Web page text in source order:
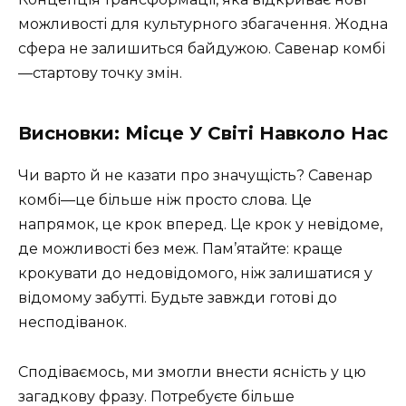
можливості для культурного збагачення. Жодна
сфера не залишиться байдужою. Савенар комбі
—стартову точку змін.
Висновки: Місце У Світі Навколо Нас
Чи варто й не казати про значущість? Савенар
комбі—це більше ніж просто слова. Це
напрямок, це крок вперед. Це крок у невідоме,
де можливості без меж. Пам’ятайте: краще
крокувати до недовідомого, ніж залишатися у
відомому забутті. Будьте завжди готові до
несподіванок.
Сподіваємось, ми змогли внести ясність у цю
загадкову фразу. Потребуєте більше